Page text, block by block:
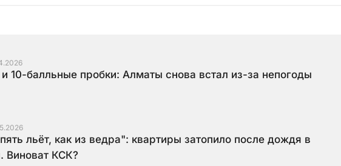
10-балльные пробки: Алматы снова встал из-за непогоды
льёт, как из ведра": квартиры затопило после дождя в
Виноват КСК?